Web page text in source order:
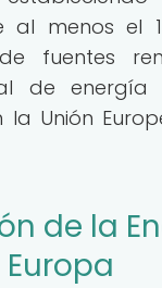
al menos el
fuentes
de
la Unión
de la